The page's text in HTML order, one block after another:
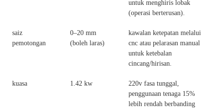
untuk menghiris lobak
(operasi berterusan).
saiz
pemotongan
0–20 mm
(boleh laras)
kawalan ketepatan melalui
cnc atau pelarasan manual
untuk ketebalan
cincang/hirisan.
kuasa 1.42 kw
220v fasa tunggal,
penggunaan tenaga 15%
lebih rendah berbanding